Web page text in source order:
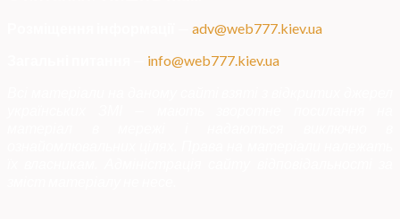
adv@web777.kiev.ua
info@web777.kiev.ua